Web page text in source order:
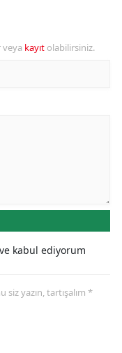
kayıt olabilirsiniz.
kabul ediyorum
yazın, tartışalım *